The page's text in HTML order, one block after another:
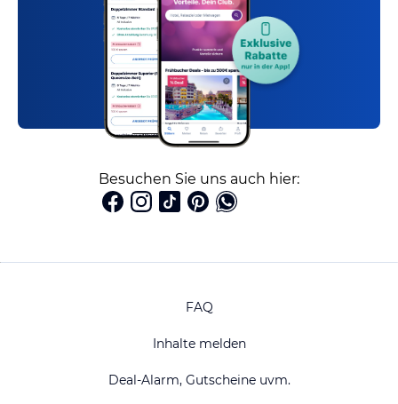
Besuchen Sie uns auch hier:
FAQ
Inhalte melden
Deal-Alarm, Gutscheine uvm.